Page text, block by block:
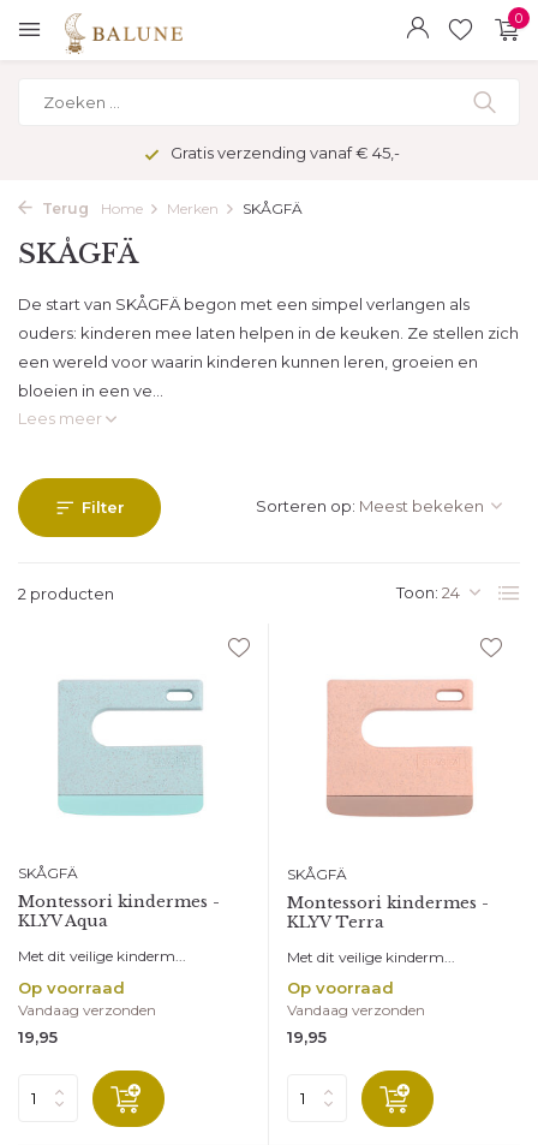
0
Gratis verzending vanaf € 45,-
Terug Home Merken SKÅGFÄ
SKÅGFÄ
De start van SKÅGFÄ begon met een simpel verlangen als
ouders: kinderen mee laten helpen in de keuken. Ze stellen zich
een wereld voor waarin kinderen kunnen leren, groeien en
bloeien in een ve...
Lees meer
Filter
2 producten Toon:
Sorteren op:
SKÅGFÄ
Montessori kindermes -
KLYV Aqua
Met dit veilige kinderm...
Op voorraad
Vandaag verzonden
19,95
SKÅGFÄ
Montessori kindermes -
KLYV Terra
Met dit veilige kinderm...
Op voorraad
Vandaag verzonden
19,95